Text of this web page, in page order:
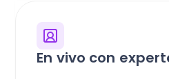
En vivo con